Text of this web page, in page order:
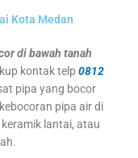
Kota Medan
di bawah tanah
kontak telp 0812
pipa yang bocor
pipa air di
lantai, atau